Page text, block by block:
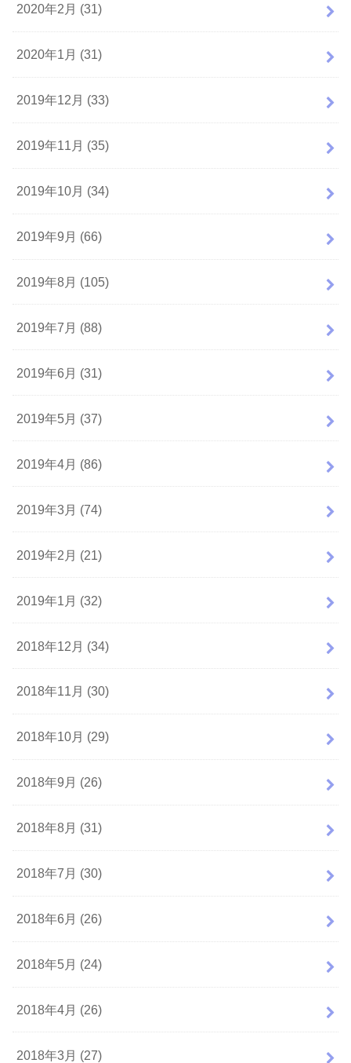
2020年2月 (31)
2020年1月 (31)
2019年12月 (33)
2019年11月 (35)
2019年10月 (34)
2019年9月 (66)
2019年8月 (105)
2019年7月 (88)
2019年6月 (31)
2019年5月 (37)
2019年4月 (86)
2019年3月 (74)
2019年2月 (21)
2019年1月 (32)
2018年12月 (34)
2018年11月 (30)
2018年10月 (29)
2018年9月 (26)
2018年8月 (31)
2018年7月 (30)
2018年6月 (26)
2018年5月 (24)
2018年4月 (26)
2018年3月 (27)